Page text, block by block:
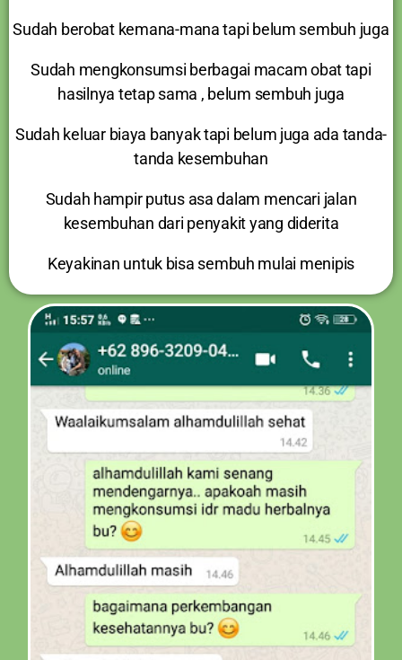
Sudah berobat kemana-mana tapi belum sembuh juga
Sudah mengkonsumsi berbagai macam obat tapi
hasilnya tetap sama , belum sembuh juga
Sudah keluar biaya banyak tapi belum juga ada tanda-
tanda kesembuhan
Sudah hampir putus asa dalam mencari jalan
kesembuhan dari penyakit yang diderita
Keyakinan untuk bisa sembuh mulai menipis